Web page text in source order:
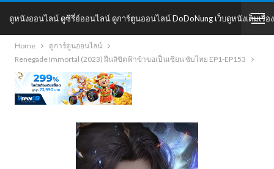
ดูหนังออนไลน์ ดูซีรี่ย์ออนไลน์ ดูการ์ตูนออนไลน์ DoDoNung เว็บดูหนังเต็มเรื่อง
DoDoNung
Home
ดูการ์ตูนออนไลน์
Renegade Immortal (2023) ฝืนลิขิตฟ้าข้าขอเป็นเซียน ซับไทย EP1-EP153